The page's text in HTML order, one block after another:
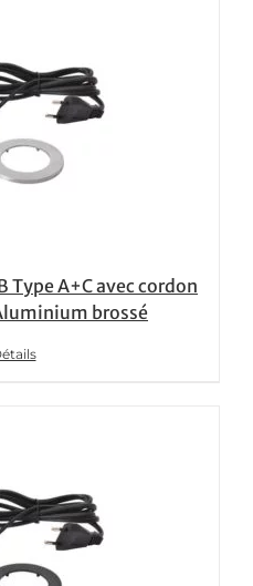
Type A+C avec cordon
brossé